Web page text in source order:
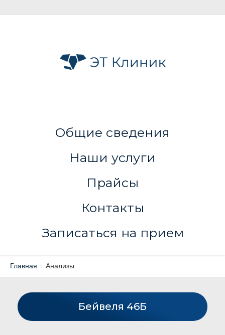
Общие сведения
Наши услуги
Прайсы
Контакты
Записаться на прием
Главная › Анализы
Бейвеля 46Б